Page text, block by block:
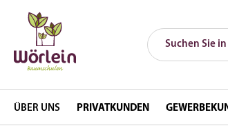
ÜBER UNS PRIVATKUNDEN